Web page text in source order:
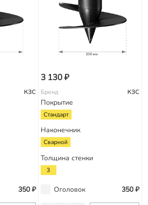
КЗС
350 ₽
3 130 ₽
Бренд КЗС
Покрытие
Стандарт
Наконечник
Сварной
Толщина стенки
3
Оголовок 350 ₽